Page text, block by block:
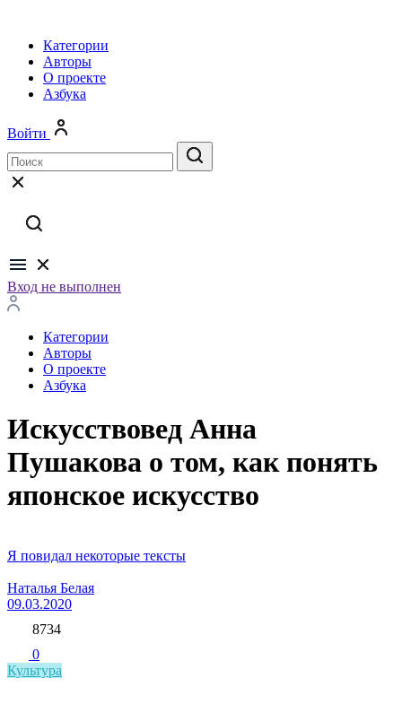
Категории
Авторы
О проекте
Азбука
Войти
Вход не выполнен
Категории
Авторы
О проекте
Азбука
Искусствовед Анна
Пушакова о том, как понять
японское искусство
Я повидал некоторые тексты
Наталья Белая
09.03.2020
8734
0
Культура